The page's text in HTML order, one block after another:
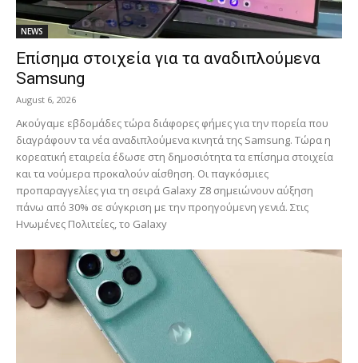
NEWS
Επίσημα στοιχεία για τα αναδιπλούμενα
Samsung
August 6, 2026
Ακούγαμε εβδομάδες τώρα διάφορες φήμες για την πορεία που
διαγράφουν τα νέα αναδιπλούμενα κινητά της Samsung. Τώρα η
κορεατική εταιρεία έδωσε στη δημοσιότητα τα επίσημα στοιχεία
και τα νούμερα προκαλούν αίσθηση. Οι παγκόσμιες
προπαραγγελίες για τη σειρά Galaxy Z8 σημειώνουν αύξηση
πάνω από 30% σε σύγκριση με την προηγούμενη γενιά. Στις
Ηνωμένες Πολιτείες, το Galaxy